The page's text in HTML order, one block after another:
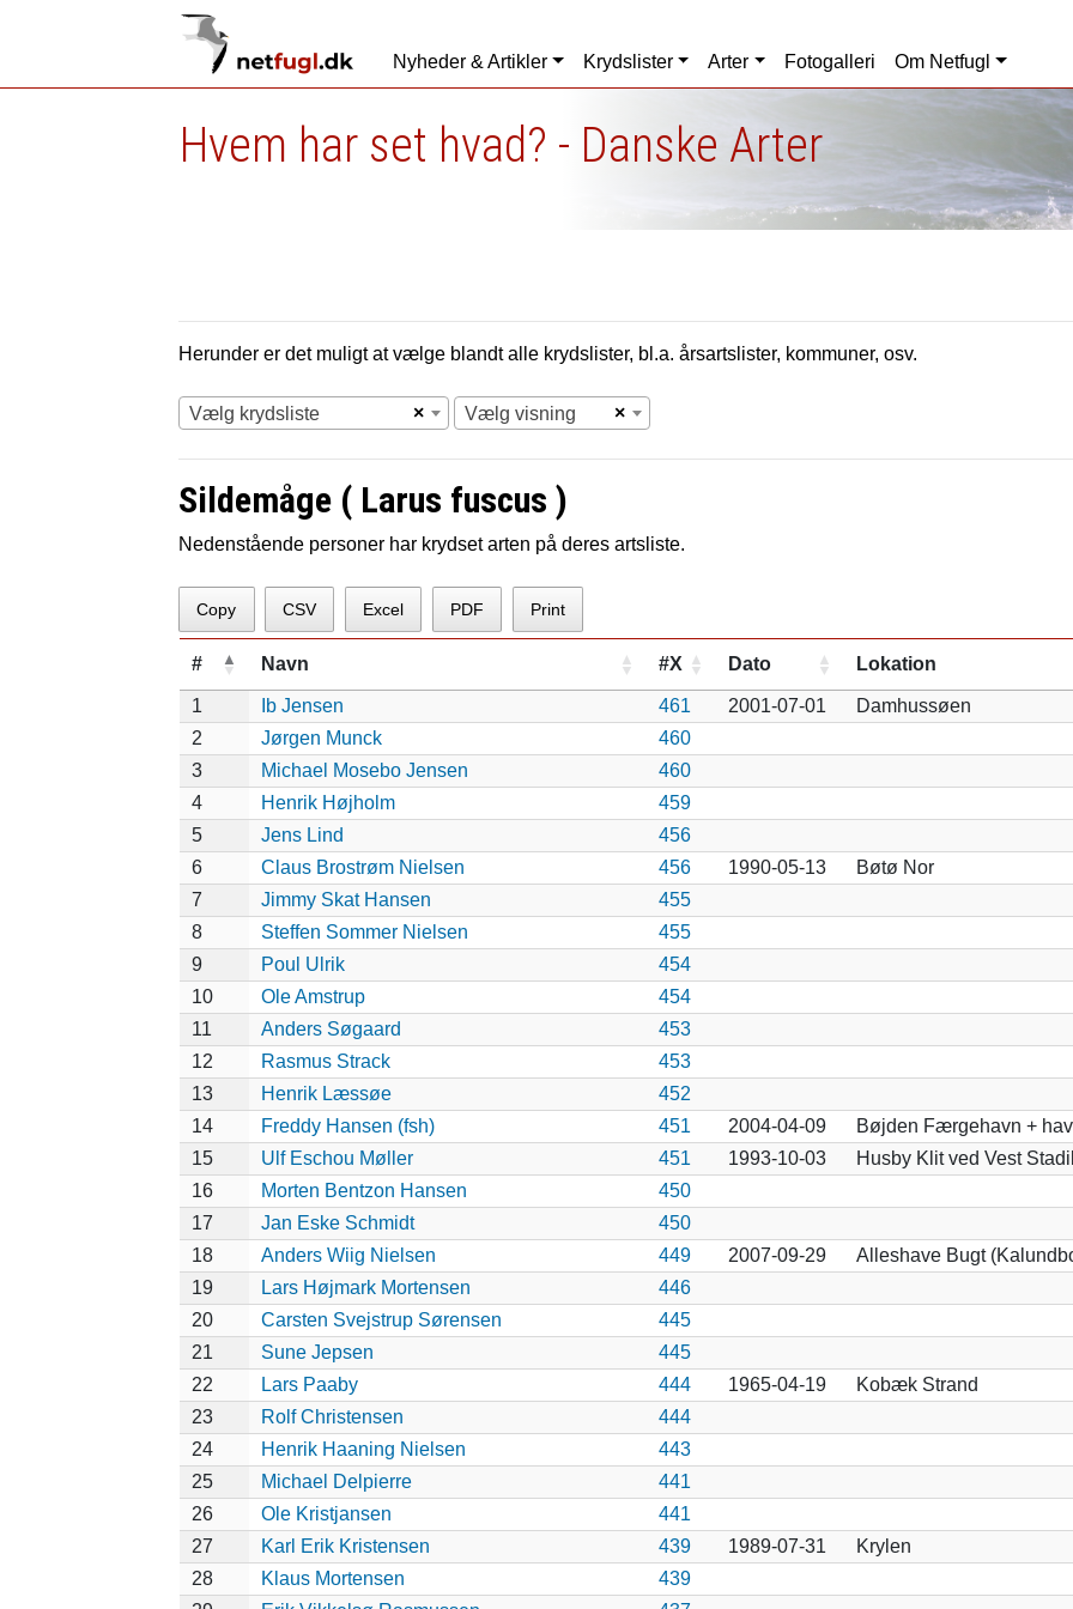
Nyheder & Artikler Krydslister Arter Fotogalleri Om Netfugl
Hvem har set hvad? - Danske Arter
Herunder er det muligt at vælge blandt alle krydslister, bl.a. årsartslister, kommuner, osv.
×
Vælg krydsliste ×
Vælg visning
Sildemåge ( Larus fuscus )
Nedenstående personer har krydset arten på deres artsliste.
Copy CSV Excel PDF Print
# Navn #X Dato Lokation
1 Ib Jensen 461 2001-07-01
Damhussøen
2
Jørgen Munck
460
3
Michael Mosebo Jensen
460
4
Henrik Højholm
459
5
Jens Lind
456
6
Claus Brostrøm Nielsen 456 1990-05-13
Bøtø Nor
7
Jimmy Skat Hansen
455
8
Steffen Sommer Nielsen
455
9
Poul Ulrik
454
10
Ole Amstrup
454
11
Anders Søgaard
453
12
Rasmus Strack
453
13
Henrik Læssøe
452
14
Freddy Hansen (fsh) 451 2004-04-09
Bøjden Færgehavn +
15
Ulf Eschou Møller 451 1993-10-03
Husby Klit ved Vest
16
Morten Bentzon Hansen
450
17
Jan Eske Schmidt
450
18
Anders Wiig Nielsen 449 2007-09-29
Alleshave Bugt
19
Lars Højmark Mortensen
446
20
Carsten Svejstrup Sørensen
445
21
Sune Jepsen
445
22
Lars Paaby 444 1965-04-19
Kobæk Strand
23
Rolf Christensen
444
24
Henrik Haaning Nielsen
443
25
Michael Delpierre
441
26
Ole Kristjansen
441
27
Karl Erik Kristensen 439 1989-07-31
Krylen
28
Klaus Mortensen
439